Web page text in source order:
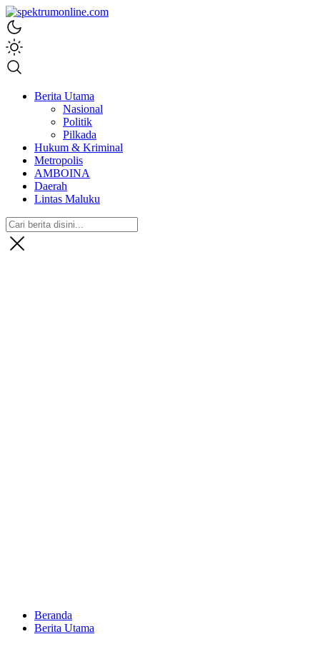
spektrumonline.com
Berita Utama
Nasional
Politik
Pilkada
Hukum & Kriminal
Metropolis
AMBOINA
Daerah
Lintas Maluku
Beranda
Berita Utama